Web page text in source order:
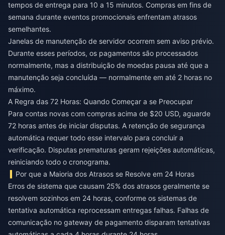
tempos de entrega para 10 a 15 minutos. Compras em fins de
semana durante eventos promocionais enfrentam atrasos
semelhantes.
Janelas de manutenção de servidor ocorrem sem aviso prévio.
Durante esses períodos, os pagamentos são processados
normalmente, mas a distribuição de moedas pausa até que a
manutenção seja concluída — normalmente em até 2 horas no
máximo.
A Regra das 72 Horas: Quando Começar a se Preocupar
Para contas novas com compras acima de $20 USD, aguarde
72 horas antes de iniciar disputas. A retenção de segurança
automática requer todo esse intervalo para concluir a
verificação. Disputas prematuras geram rejeições automáticas,
reiniciando todo o cronograma.
Por que a Maioria dos Atrasos se Resolve em 24 Horas
Erros de sistema que causam 25% dos atrasos geralmente se
resolvem sozinhos em 24 horas, conforme os sistemas de
tentativa automática reprocessam entregas falhas. Falhas de
comunicação no gateway de pagamento disparam tentativas